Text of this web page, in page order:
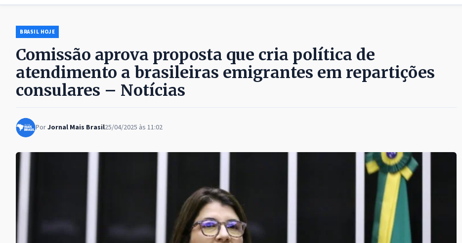
BRASIL HOJE
Comissão aprova proposta que cria política de
atendimento a brasileiras emigrantes em repartições
consulares – Notícias
PorJornal Mais Brasil25/04/2025 às 11:02